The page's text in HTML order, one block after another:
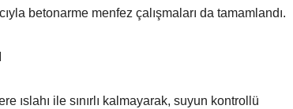
betonarme menfez çalışmaları da tamamlandı.
ıslahı ile sınırlı kalmayarak, suyun kontrollü